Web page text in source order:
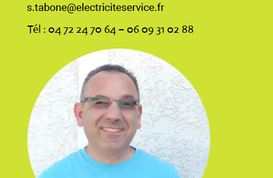
Tél : 04 72 24 70 64 – 06 09 31 02 88